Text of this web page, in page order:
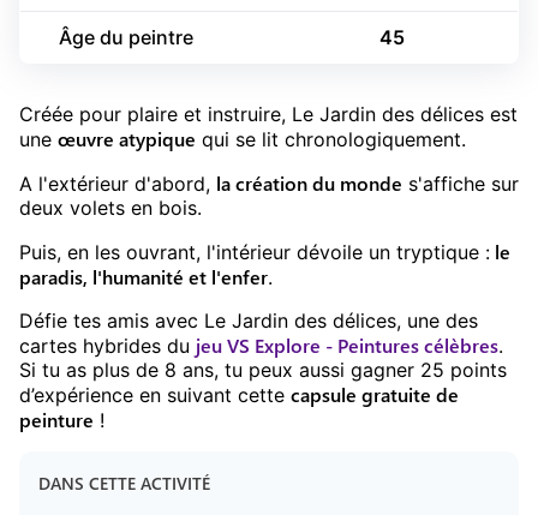
Âge du peintre 45
Créée pour plaire et instruire, Le Jardin des délices est
une œuvre atypique qui se lit chronologiquement.
A l'extérieur d'abord, la création du monde s'affiche sur
deux volets en bois.
Puis, en les ouvrant, l'intérieur dévoile un tryptique : le
paradis, l'humanité et l'enfer.
Défie tes amis avec Le Jardin des délices, une des
cartes hybrides du jeuVS Explore - Peintures célèbres.
Si tu as plus de 8 ans, tu peux aussi gagner 25 points
d’expérience en suivant cette capsule gratuite de
peinture !
DANS CETTE ACTIVITÉ